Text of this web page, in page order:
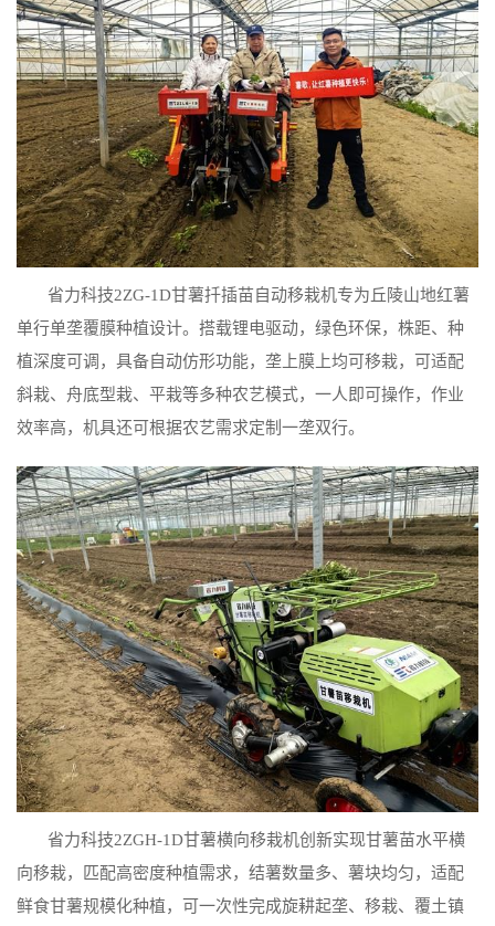
省力科技2ZG-1D甘薯扦插苗自动移栽机专为丘陵山地红薯
单行单垄覆膜种植设计。搭载锂电驱动，绿色环保，株距、种
植深度可调，具备自动仿形功能，垄上膜上均可移栽，可适配
斜栽、舟底型栽、平栽等多种农艺模式，一人即可操作，作业
效率高，机具还可根据农艺需求定制一垄双行。
省力科技2ZGH-1D甘薯横向移栽机创新实现甘薯苗水平横
向移栽，匹配高密度种植需求，结薯数量多、薯块均匀，适配
鲜食甘薯规模化种植，可一次性完成旋耕起垄、移栽、覆土镇